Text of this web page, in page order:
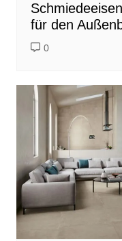
für den
0